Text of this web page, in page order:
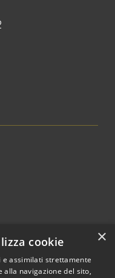
×
cookie
e assimilati strettamente
alla navigazione del sito,